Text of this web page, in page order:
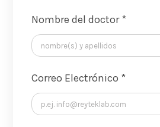
Nombre del doctor *
Correo Electrónico *